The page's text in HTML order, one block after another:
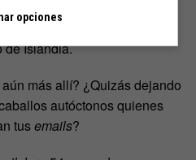
publicitaria de la Oficina de
de Islandia.
más allí? ¿Quizás dejando
autóctonos quienes
tusemails?
opciones